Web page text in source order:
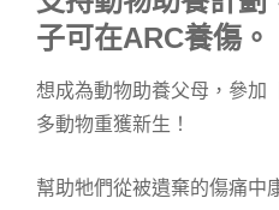
子可在ARC養傷。
想成為動物助養父母，參加
多動物重獲新生！
幫助牠們從被遺棄的傷痛中